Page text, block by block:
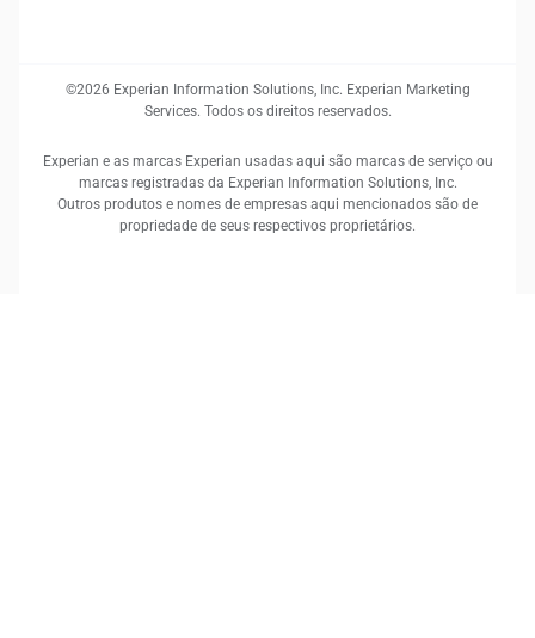
©2026 Experian Information Solutions, Inc. Experian Marketing
Services. Todos os direitos reservados.
Experian e as marcas Experian usadas aqui são marcas de serviço ou
marcas registradas da Experian Information Solutions, Inc.
Outros produtos e nomes de empresas aqui mencionados são de
propriedade de seus respectivos proprietários.